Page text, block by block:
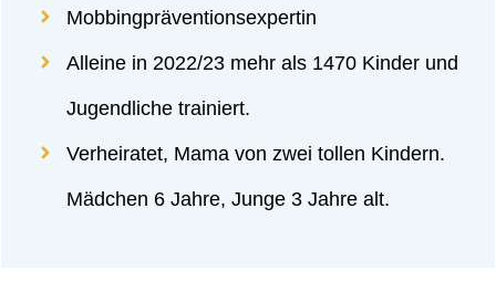
Mobbingpräventionsexpertin
Alleine in 2022/23 mehr als 1470 Kinder und
Jugendliche trainiert.
Verheiratet, Mama von zwei tollen Kindern.
Mädchen 6 Jahre, Junge 3 Jahre alt.